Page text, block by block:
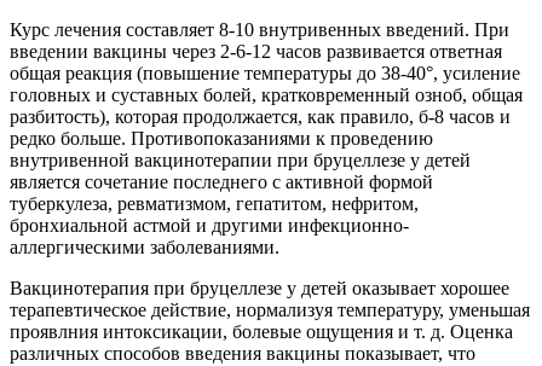
Курс лечения составляет 8-10 внутривенных введений. При
введении вакцины через 2-6-12 часов развивается ответная
общая реакция (повышение температуры до 38-40°, усиление
головных и суставных болей, кратковременный озноб, общая
разбитость), которая продолжается, как правило, б-8 часов и
редко больше. Противопоказаниями к проведению
внутривенной вакцинотерапии при бруцеллезе у детей
является сочетание последнего с активной формой
туберкулеза, ревматизмом, гепатитом, нефритом,
бронхиальной астмой и другими инфекционно-
аллергическими заболеваниями.
Вакцинотерапия при бруцеллезе у детей оказывает хорошее
терапевтическое действие, нормализуя температуру, уменьшая
проявлния интоксикации, болевые ощущения и т. д. Оценка
различных способов введения вакцины показывает, что